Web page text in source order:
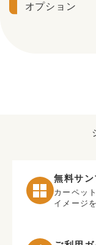
オプション
無料サ
カーペッ
イメージ